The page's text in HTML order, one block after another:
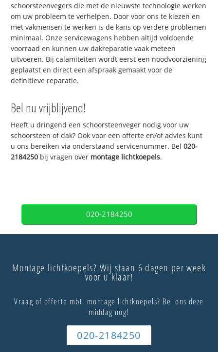
schoorsteenvegers die met de nieuwste technologie werken
om uw probleem te verhelpen. Door voor ons te kiezen en
met vakmensen te werken is de kans op verdere problemen
minimaal. Onze servicewagens hebben altijd voldoende
voorraad en kunnen uw dakreparatie vaak meteen
uitvoeren. Bij calamiteiten wordt eerst een noodvoorziening
geplaatst en direct een afspraak gemaakt voor de
definitieve reparatie.
Bel nu vrijblijvend!
Heeft u dringend een schoorsteenveger nodig voor uw
schoorsteen of dak? Ook voor een offerte en/of advies kunt
u ons bereiken via onderstaand servicenummer. Bel020-
2184250 bij vragen over montage lichtkoepels.
020-2184250
Montage lichtkoepels? Wij staan 6 dagen per week
voor u klaar!
Vraag of offerte mbt. montage lichtkoepels? Bel ons deze
middag nog!
020-2184250